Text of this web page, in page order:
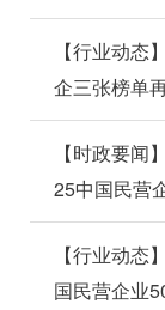
【行业动
企三张榜单
【时政要闻
25中国民营
【行业动态
国民营企业